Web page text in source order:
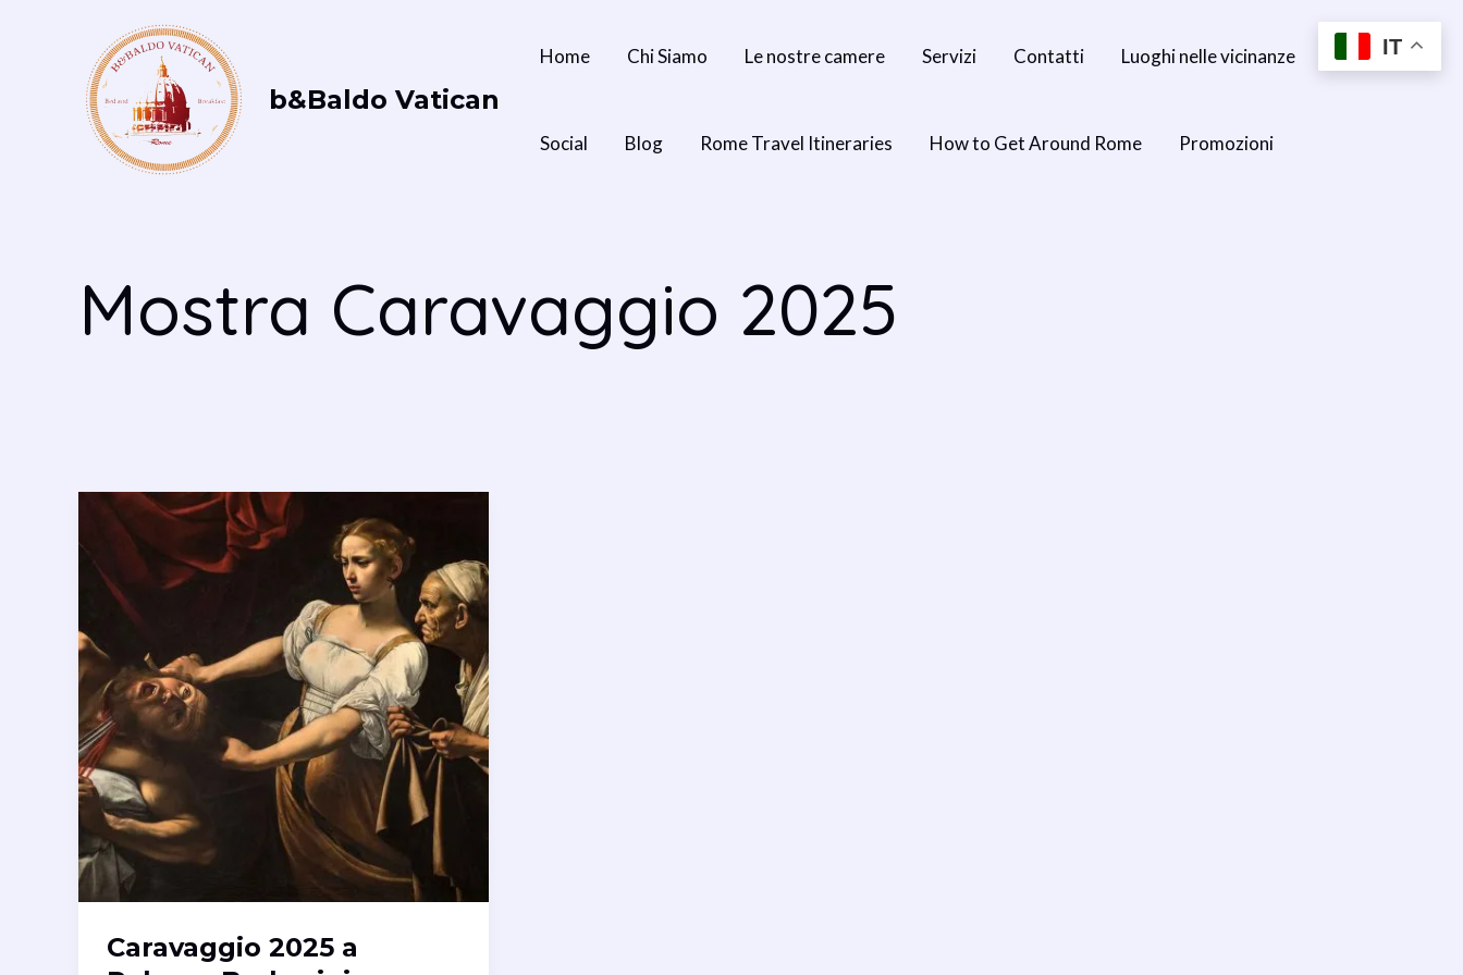
b&Baldo Vatican
Home Chi Siamo Le nostre camere Servizi Contatti Luoghi nelle vicinanze
Social Blog Rome Travel Itineraries How to Get Around Rome Promozioni
Mostra Caravaggio 2025
Caravaggio 2025 a
IT